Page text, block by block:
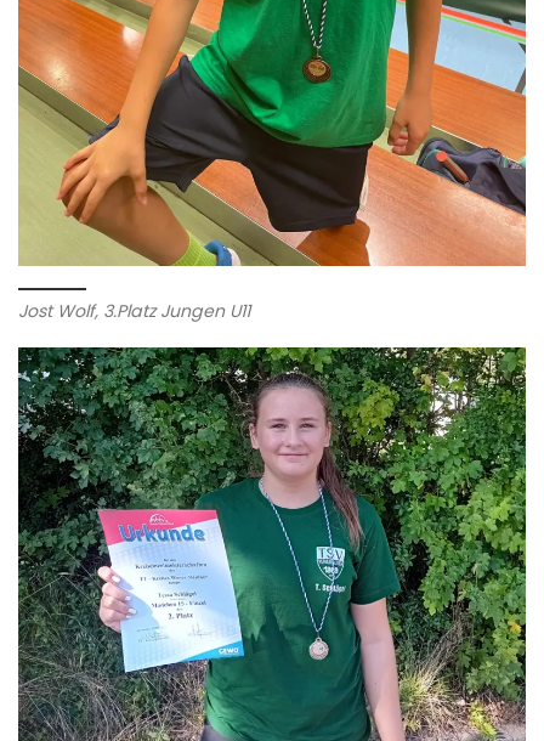
Jost Wolf, 3.Platz Jungen U11